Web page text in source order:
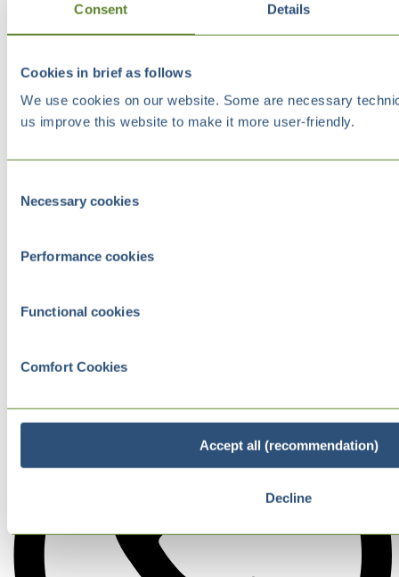
Consent Details
Cookies in brief as follows
We use cookies on our website. Some are necessary
us improve this website to make it more user-friendly.
Selection
Necessary cookies
Performance cookies
Functional cookies
Comfort Cookies
Accept all (recommendation)
Decline